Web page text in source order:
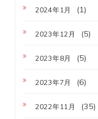
2024年1月 (1)
2023年12月 (5)
2023年8月 (5)
2023年7月 (6)
2022年11月 (35)